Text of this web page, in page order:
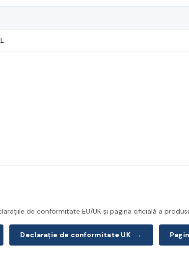
de conformitate EU/UK și pagina oficială a
Declarație de conformitate UK →